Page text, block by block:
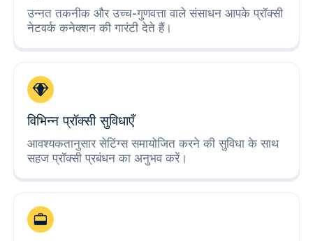
उन्नत तकनीक और उच्च-गुणवत्ता वाले संसाधन आपके प्रॉक्सी
नेटवर्क कनेक्शन की गारंटी देते हैं।
विभिन्न प्रॉक्सी सुविधाएँ
आवश्यकतानुसार सेटिंग्स समायोजित करने की सुविधा के साथ
सहज प्रॉक्सी प्रबंधन का अनुभव करें।